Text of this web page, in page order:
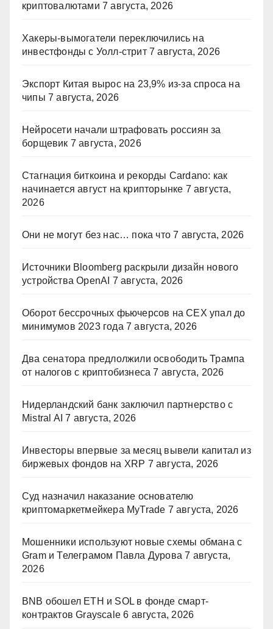
криптовалютами 7 августа, 2026
Хакеры-вымогатели переключились на
инвестфонды с Уолл-стрит 7 августа, 2026
Экспорт Китая вырос на 23,9% из-за спроса на
чипы 7 августа, 2026
Нейросети начали штрафовать россиян за
борщевик 7 августа, 2026
Стагнация биткоина и рекорды Cardano: как
начинается август на крипторынке 7 августа,
2026
Они не могут без нас… пока что 7 августа, 2026
Источники Bloomberg раскрыли дизайн нового
устройства OpenAI 7 августа, 2026
Оборот бессрочных фьючерсов на CEX упал до
минимумов 2023 года 7 августа, 2026
Два сенатора предлолжили освободить Трампа
от налогов с криптобизнеса 7 августа, 2026
Нидерландский банк заключил партнерство с
Mistral AI 7 августа, 2026
Инвесторы впервые за месяц вывели капитал из
биржевых фондов на XRP 7 августа, 2026
Суд назначил наказание основателю
криптомаркетмейкера MyTrade 7 августа, 2026
Мошенники используют новые схемы обмана с
Gram и Телеграмом Павла Дурова 7 августа,
2026
BNB обошел ETH и SOL в фонде смарт-
контрактов Grayscale 6 августа, 2026